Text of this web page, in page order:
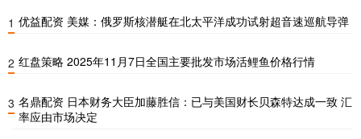
1 优益配资 美媒：俄罗斯核潜艇在北太平洋成功试射超音速巡航导弹
2 红盘策略 2025年11月7日全国主要批发市场活鲤鱼价格行情
3 名鼎配资 日本财务大臣加藤胜信：已与美国财长贝森特达成一致 汇
率应由市场决定